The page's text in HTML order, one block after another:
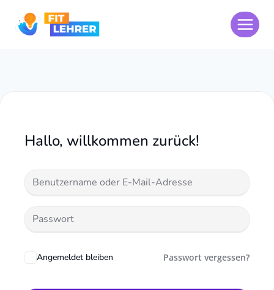
Inhalt
Hallo, willkommen zurück!
Angemeldet bleiben Passwort vergessen?